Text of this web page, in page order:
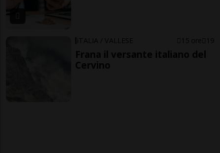
ITALIA / VALLESE 15 ore 19
Frana il versante italiano del
Cervino